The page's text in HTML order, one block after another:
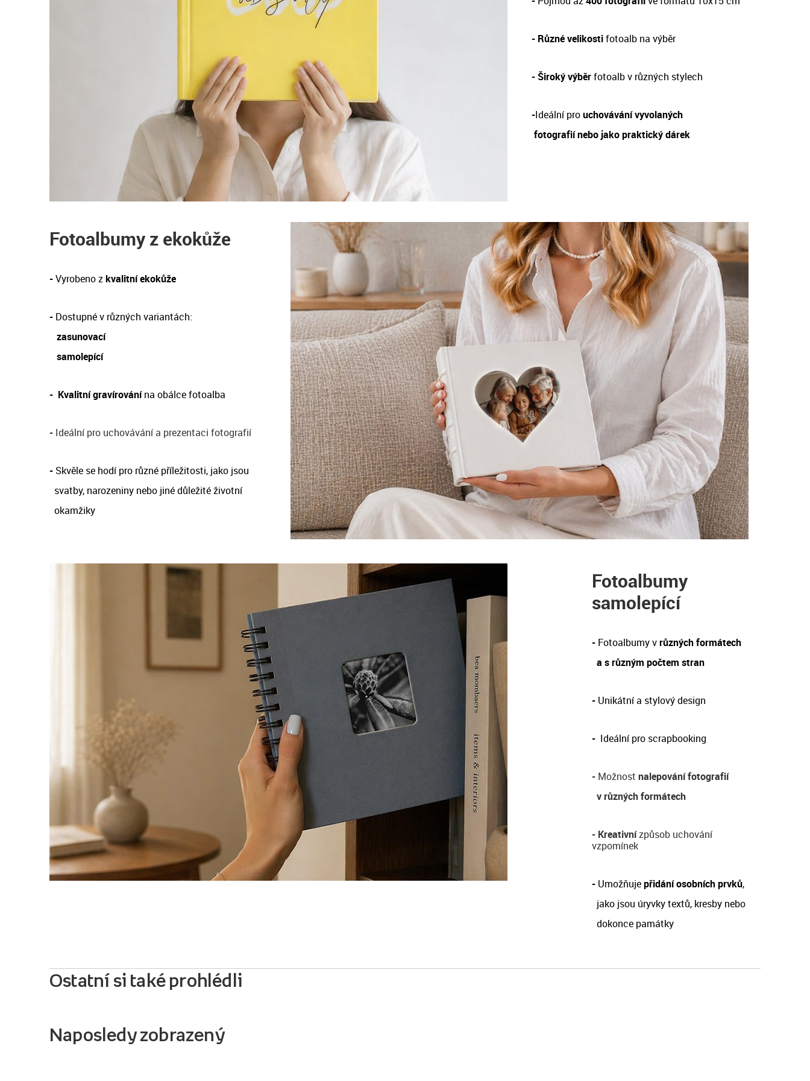
- Různé velikostifotoalb na výběr
- Široký výběrfotoalb v různých stylech
-Ideální prouchovávání vyvolaných
fotografií nebo jako praktický dárek
Fotoalbumy z ekokůže
-Vyrobeno zkvalitní ekokůže
- Dostupné v různých variantách:
zasunovací
samolepící
- Kvalitní gravírovánína obálce fotoalba
- Ideální pro uchovávání a prezentaci fotografií
- Skvěle se hodí pro různé příležitosti, jako jsou
svatby, narozeniny nebo jiné důležité životní
okamžiky
Fotoalbumy
samolepící
- Fotoalbumy vrůzných formátech
a s různým počtem stran
- Unikátní a stylový design
- Ideální pro scrapbooking
- Možnost nalepování fotografií
v různých formátech
- Kreativnízpůsob uchování
vzpomínek
- Umožňujepřidání osobních prvků,
jako jsou úryvky textů, kresby nebo
dokonce památky
Ostatní si také prohlédli
Naposledy zobrazený